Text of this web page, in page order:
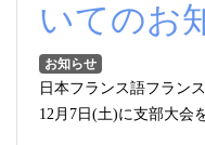
いてのお
お知らせ
日本フランス語フラン
12 月 7日(土)に支部大会